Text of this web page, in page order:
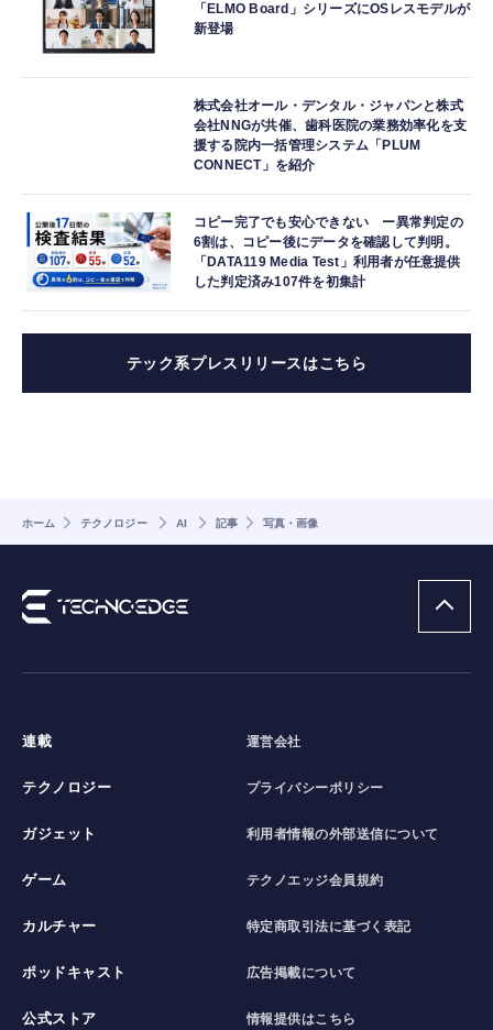
「ELMO Board」シリーズにOSレスモデルが
新登場
株式会社オール・デンタル・ジャパンと株式
会社NNGが共催、歯科医院の業務効率化を支
援する院内一括管理システム「PLUM
CONNECT」を紹介
コピー完了でも安心できない ー異常判定の
6割は、コピー後にデータを確認して判明。
「DATA119 Media Test」利用者が任意提供
した判定済み107件を初集計
テック系プレスリリースはこちら
ホーム テクノロジー AI 記事 写真・画像
連載
テクノロジー
ガジェット
ゲーム
カルチャー
ポッドキャスト
公式ストア
運営会社
プライバシーポリシー
利用者情報の外部送信について
テクノエッジ会員規約
特定商取引法に基づく表記
広告掲載について
情報提供はこちら